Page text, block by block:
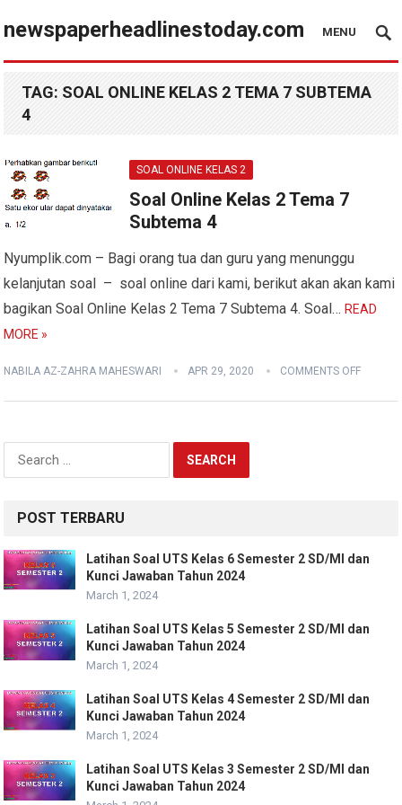
newspaperheadlinestoday.com MENU
TAG: SOAL ONLINE KELAS 2 TEMA 7 SUBTEMA
4
SOAL ONLINE KELAS 2
Soal Online Kelas 2 Tema 7
Subtema 4
Nyumplik.com – Bagi orang tua dan guru yang menunggu
kelanjutan soal – soal online dari kami, berikut akan akan kami
bagikan Soal Online Kelas 2 Tema 7 Subtema 4. Soal…READ
MORE »
NABILA AZ-ZAHRA MAHESWARI APR 29, 2020 COMMENTS OFF
for:
POST TERBARU
Latihan Soal UTS Kelas 6 Semester 2 SD/MI dan
Kunci Jawaban Tahun 2024
March 1, 2024
Latihan Soal UTS Kelas 5 Semester 2 SD/MI dan
Kunci Jawaban Tahun 2024
March 1, 2024
Latihan Soal UTS Kelas 4 Semester 2 SD/MI dan
Kunci Jawaban Tahun 2024
March 1, 2024
Latihan Soal UTS Kelas 3 Semester 2 SD/MI dan
Kunci Jawaban Tahun 2024